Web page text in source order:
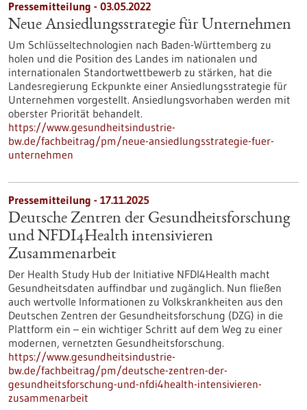
Pressemitteilung - 03.05.2022
Neue Ansiedlungsstrategie für Unternehmen
Um Schlüsseltechnologien nach Baden-Württemberg zu
holen und die Position des Landes im nationalen und
internationalen Standortwettbewerb zu stärken, hat die
Landesregierung Eckpunkte einer Ansiedlungsstrategie für
Unternehmen vorgestellt. Ansiedlungsvorhaben werden mit
oberster Priorität behandelt.
https://www.gesundheitsindustrie-
bw.de/fachbeitrag/pm/neue-ansiedlungsstrategie-fuer-
unternehmen
Pressemitteilung - 17.11.2025
Deutsche Zentren der Gesundheitsforschung
und NFDI4Health intensivieren
Zusammenarbeit
Der Health Study Hub der Initiative NFDI4Health macht
Gesundheitsdaten auffindbar und zugänglich. Nun fließen
auch wertvolle Informationen zu Volkskrankheiten aus den
Deutschen Zentren der Gesundheitsforschung (DZG) in die
Plattform ein – ein wichtiger Schritt auf dem Weg zu einer
modernen, vernetzten Gesundheitsforschung.
https://www.gesundheitsindustrie-
bw.de/fachbeitrag/pm/deutsche-zentren-der-
gesundheitsforschung-und-nfdi4health-intensivieren-
zusammenarbeit